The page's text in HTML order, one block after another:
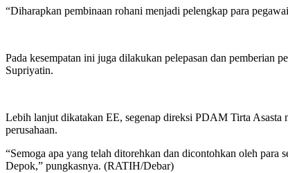
“Diharapkan pembinaan rohani menjadi pelengkap para
Pada kesempatan ini juga dilakukan pelepasan dan pemberian
Supriyatin.
Lebih lanjut dikatakan EE, segenap direksi PDAM Tirta Asasta
perusahaan.
“Semoga apa yang telah ditorehkan dan dicontohkan oleh
Depok,” pungkasnya. (RATIH/Debar)